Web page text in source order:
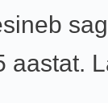
aastat.